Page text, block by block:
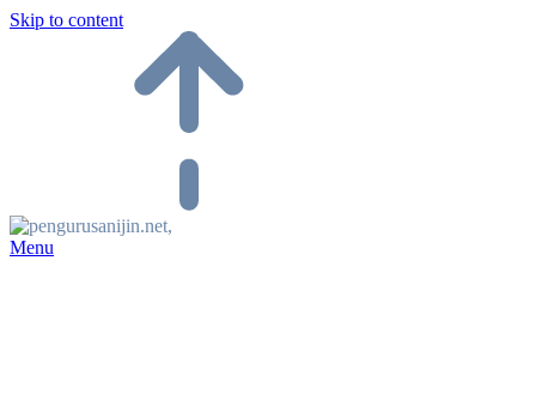
Skip to content
Menu